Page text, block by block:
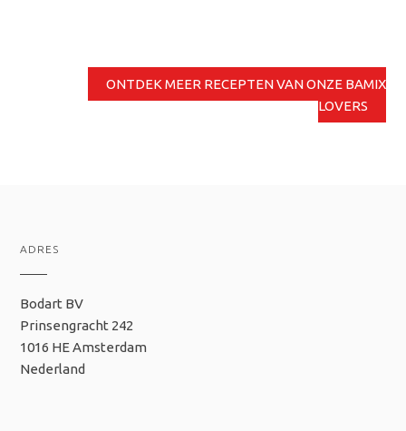
ONTDEK MEER RECEPTEN VAN ONZE BAMIX
LOVERS
ADRES
Bodart BV
Prinsengracht 242
1016 HE Amsterdam
Nederland